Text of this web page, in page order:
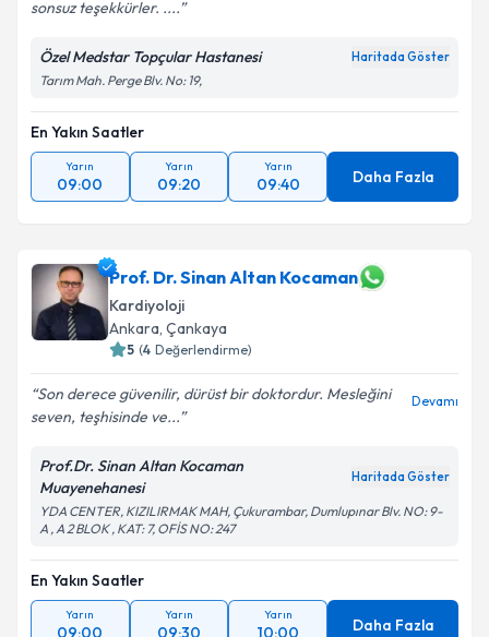
sonsuz teşekkürler. ....
Özel Medstar Topçular Hastanesi Haritada Göster
Tarım Mah. Perge Blv. No: 19,
En Yakın Saatler
Yarın
09:00
Yarın
09:20
Yarın
09:40 Daha Fazla
Prof. Dr. Sinan Altan Kocaman
Kardiyoloji
Ankara, Çankaya
5 (4 Değerlendirme)
Son derece güvenilir, dürüst bir doktordur. Mesleğini
seven, teşhisinde ve...
Devamı
Prof.Dr. Sinan Altan Kocaman
Muayenehanesi
Haritada Göster
YDA CENTER, KIZILIRMAK MAH, Çukurambar, Dumlupınar Blv. NO: 9-
A , A 2 BLOK , KAT: 7, OFİS NO: 247
En Yakın Saatler
Yarın
09:00
Yarın
09:30
Yarın
10:00 Daha Fazla